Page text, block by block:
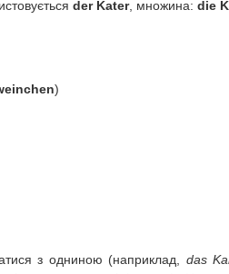
der Kater, множина: die
)
з одниною (наприклад, das